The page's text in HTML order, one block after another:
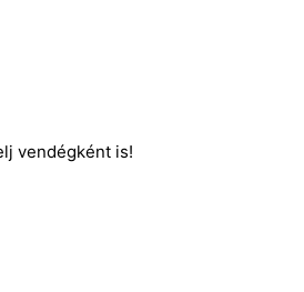
vendégként is!